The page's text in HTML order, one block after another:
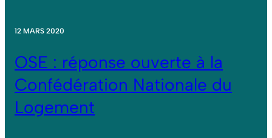
12 MARS 2020
OSE : réponse ouverte à la
Confédération Nationale du
Logement